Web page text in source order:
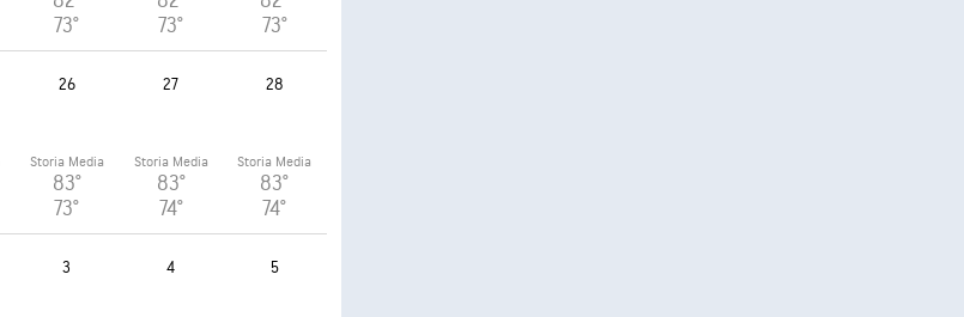
73°
73°
73°
26
Storia Media
83°
73°
27
Storia Media
83°
74°
28
Storia Media
83°
74°
3 4 5